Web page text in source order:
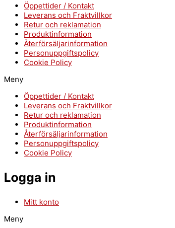
Öppettider / Kontakt
Leverans och Fraktvillkor
Retur och reklamation
Produktinformation
Återförsäljarinformation
Personuppgiftspolicy
Cookie Policy
Meny
Öppettider / Kontakt
Leverans och Fraktvillkor
Retur och reklamation
Produktinformation
Återförsäljarinformation
Personuppgiftspolicy
Cookie Policy
Logga in
Mitt konto
Meny